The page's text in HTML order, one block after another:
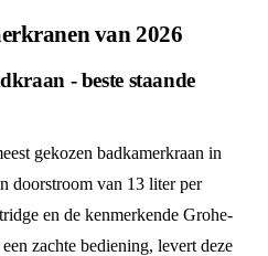
van 2026
- beste staande
gekozen badkamerkraan in
doorstroom van 13 liter per
en de kenmerkende Grohe-
zachte bediening, levert deze